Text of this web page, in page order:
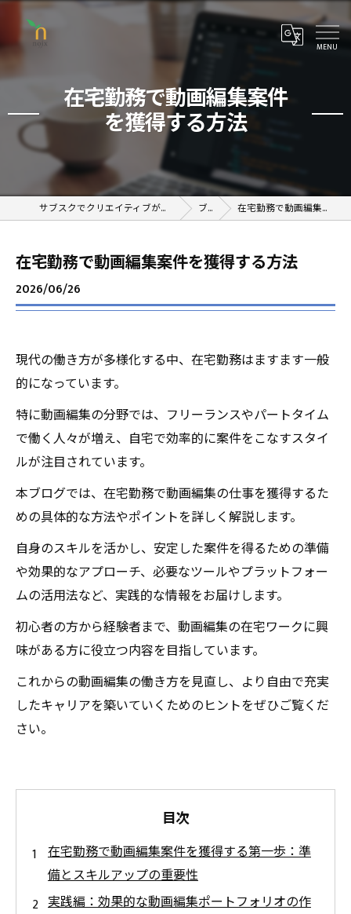
在宅勤務で動画編集案件
を獲得する方法
サブスクでクリエイティブが学べるオンラインスクール ブログ 在宅勤務で動画編集案件を獲得する方法
在宅勤務で動画編集案件を獲得する方法
2026/06/26
現代の働き方が多様化する中、在宅勤務はますます一般
的になっています。
特に動画編集の分野では、フリーランスやパートタイム
で働く人々が増え、自宅で効率的に案件をこなすスタイ
ルが注目されています。
本ブログでは、在宅勤務で動画編集の仕事を獲得するた
めの具体的な方法やポイントを詳しく解説します。
自身のスキルを活かし、安定した案件を得るための準備
や効果的なアプローチ、必要なツールやプラットフォー
ムの活用法など、実践的な情報をお届けします。
初心者の方から経験者まで、動画編集の在宅ワークに興
味がある方に役立つ内容を目指しています。
これからの動画編集の働き方を見直し、より自由で充実
したキャリアを築いていくためのヒントをぜひご覧くだ
さい。
目次
在宅勤務で動画編集案件を獲得する第一歩：準
備とスキルアップの重要性
実践編：効果的な動画編集ポートフォリオの作